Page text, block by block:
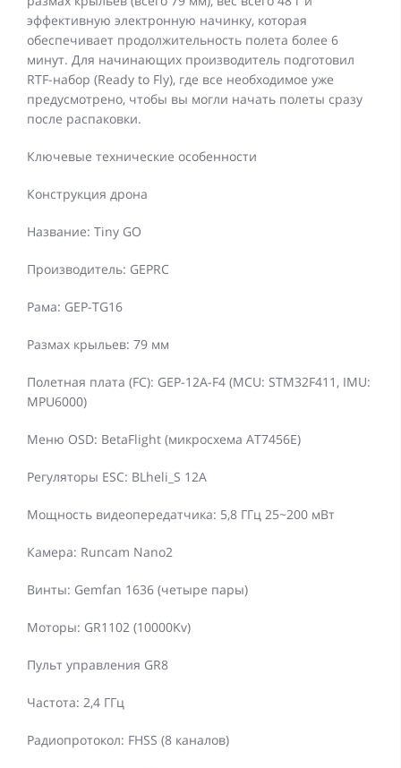
эффективную электронную начинку, которая
обеспечивает продолжительность полета более 6
минут. Для начинающих производитель подготовил
RTF-набор (Ready to Fly), где все необходимое уже
предусмотрено, чтобы вы могли начать полеты сразу
после распаковки.
Ключевые технические особенности
Конструкция дрона
Название: Tiny GO
Производитель: GEPRC
Рама: GEP-TG16
Размах крыльев: 79 мм
Полетная плата (FC): GEP-12A-F4 (MCU: STM32F411, IMU:
MPU6000)
Меню OSD: BetaFlight (микросхема AT7456E)
Регуляторы ESC: BLheli_S 12A
Мощность видеопередатчика: 5,8 ГГц 25~200 мВт
Камера: Runcam Nano2
Винты: Gemfan 1636 (четыре пары)
Моторы: GR1102 (10000Kv)
Пульт управления GR8
Частота: 2,4 ГГц
Радиопротокол: FHSS (8 каналов)